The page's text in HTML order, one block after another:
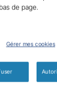
de page.
Gérer mes cookies